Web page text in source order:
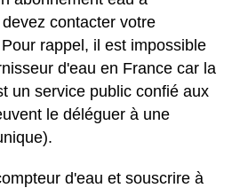
contacter votre
rappel, il est impossible
d'eau en France car la
un service public confié aux
le déléguer à une
d'eau et souscrire à